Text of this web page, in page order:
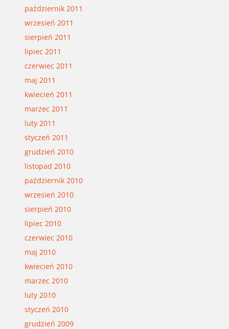
październik 2011
wrzesień 2011
sierpień 2011
lipiec 2011
czerwiec 2011
maj 2011
kwiecień 2011
marzec 2011
luty 2011
styczeń 2011
grudzień 2010
listopad 2010
październik 2010
wrzesień 2010
sierpień 2010
lipiec 2010
czerwiec 2010
maj 2010
kwiecień 2010
marzec 2010
luty 2010
styczeń 2010
grudzień 2009